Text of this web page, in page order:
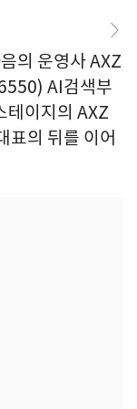
의 운영사 AXZ
AI검색부
테이지의 AXZ
표의 뒤를 이어